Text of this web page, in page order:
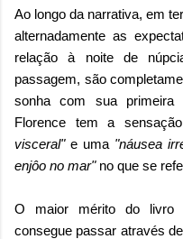
Ao longo da narrativa, em
alternadamente as
relação à noite de
passagem, são
sonha com sua
Florence tem a
visceral" e uma "náusea
enjôo no mar" no que se
O maior mérito do livro
consegue passar através